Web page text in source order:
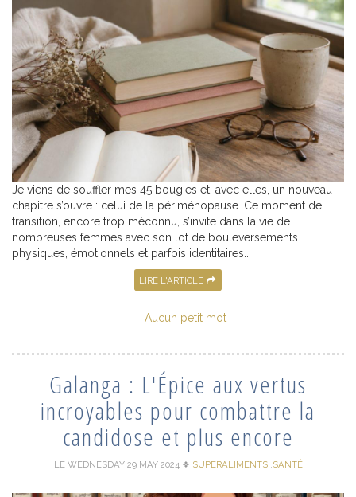
Je viens de souffler mes 45 bougies et, avec elles, un nouveau
chapitre s’ouvre : celui de la périménopause. Ce moment de
transition, encore trop méconnu, s’invite dans la vie de
nombreuses femmes avec son lot de bouleversements
physiques, émotionnels et parfois identitaires...
LIRE L'ARTICLE
Aucun petit mot
Galanga : L'Épice aux vertus
incroyables pour combattre la
candidose et plus encore
LE WEDNESDAY 29 MAY 2024 ❖ SUPERALIMENTS,SANTÉ